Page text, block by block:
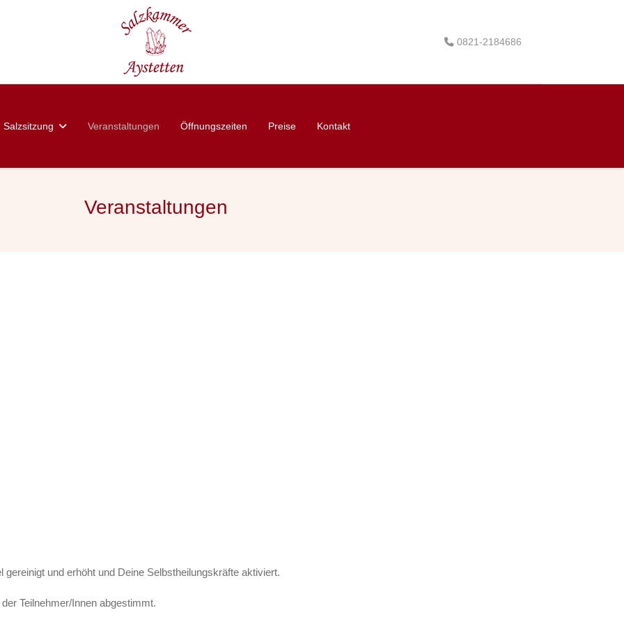
0821-2184686
Salzsitzung Veranstaltungen Öffnungszeiten Preise Kontakt
Veranstaltungen
und erhöht und Deine Selbstheilungskräfte aktiviert.
Teilnehmer/Innen abgestimmt.